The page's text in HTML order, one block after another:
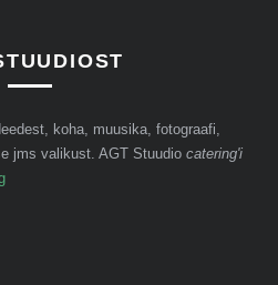
koha, muusika, fotograafi,
jms valikust. AGT Stuudiocatering'i